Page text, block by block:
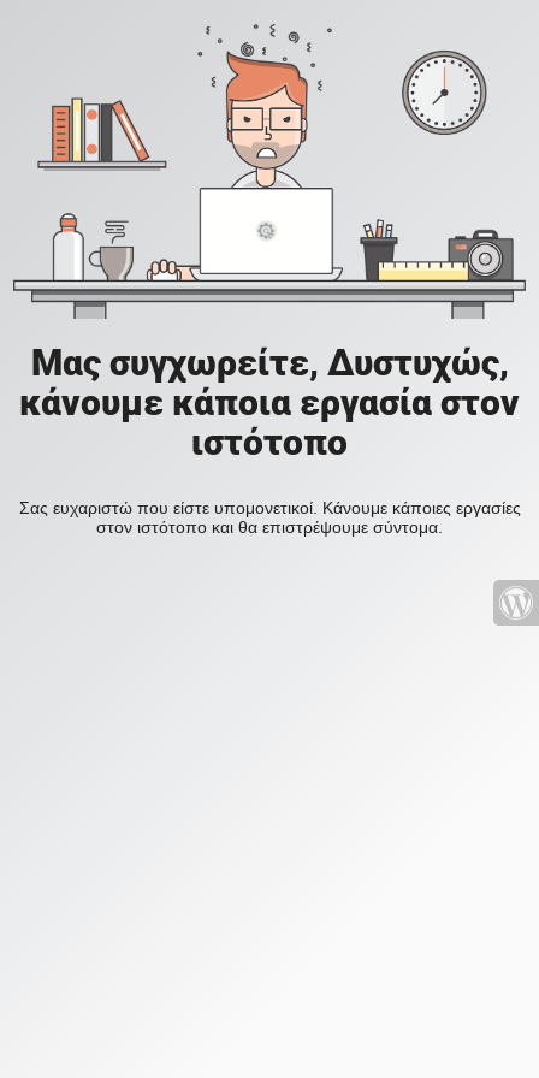
Μας συγχωρείτε, Δυστυχώς,
κάνουμε κάποια εργασία στον
ιστότοπο
Σας ευχαριστώ που είστε υπομονετικοί. Κάνουμε κάποιες εργασίες
στον ιστότοπο και θα επιστρέψουμε σύντομα.